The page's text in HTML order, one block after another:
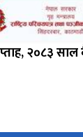
२०८३